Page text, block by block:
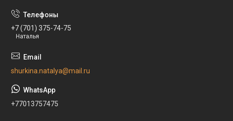
+7 (701) 375-74-75
Наталья
shurkina.natalya@mail.ru
+77013757475